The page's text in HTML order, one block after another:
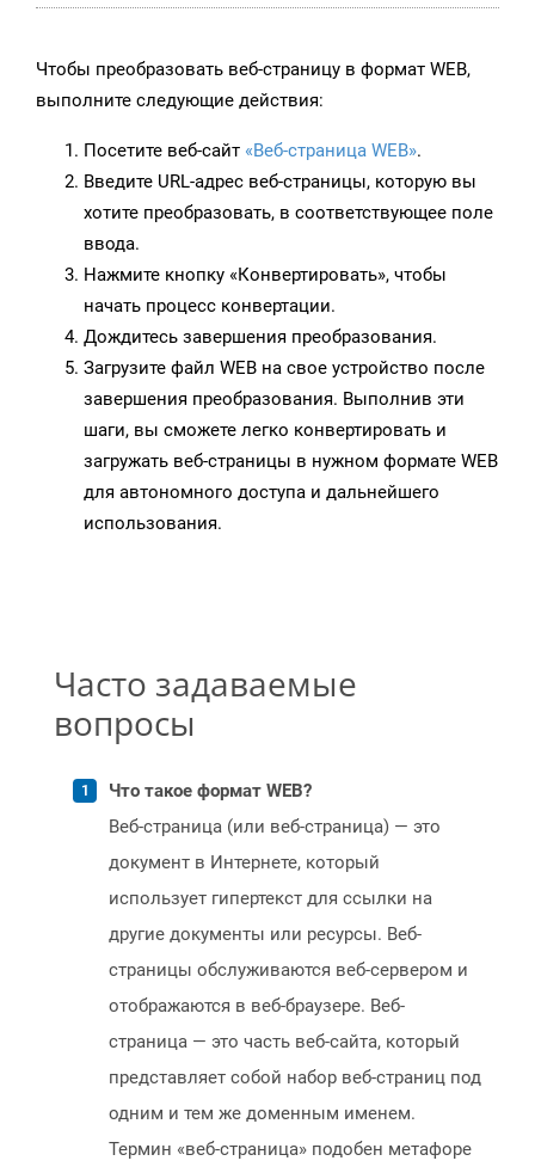
Чтобы преобразовать веб-страницу в формат WEB,
выполните следующие действия:
Посетите веб-сайт «Веб-страница WEB».
Введите URL-адрес веб-страницы, которую вы
хотите преобразовать, в соответствующее поле
ввода.
Нажмите кнопку «Конвертировать», чтобы
начать процесс конвертации.
Дождитесь завершения преобразования.
Загрузите файл WEB на свое устройство после
завершения преобразования. Выполнив эти
шаги, вы сможете легко конвертировать и
загружать веб-страницы в нужном формате WEB
для автономного доступа и дальнейшего
использования.
Часто задаваемые
вопросы
Что такое формат WEB?
Веб-страница (или веб-страница) — это
документ в Интернете, который
использует гипертекст для ссылки на
другие документы или ресурсы. Веб-
страницы обслуживаются веб-сервером и
отображаются в веб-браузере. Веб-
страница — это часть веб-сайта, который
представляет собой набор веб-страниц под
одним и тем же доменным именем.
Термин «веб-страница» подобен метафоре